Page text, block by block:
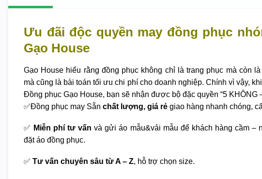
Ưu đãi độc quyền may đồng phục
Gạo House
Gạo House hiểu rằng đồng phục không chỉ là trang phục mà còn
mà cũng là bài toán tối ưu chi phí cho doanh nghiệp. Chính vì vậy, khi
Đồng phục Gạo House, bạn sẽ nhận được bộ đặc quyền “5 KHÔNG
✅Đồng phục may Sẵn chất lượng, giá rẻ giao hàng nhanh chóng,
✅ Miễn phí tư vấn và gửi áo mẫu&vải mẫu để khách hàng cầm –
đặt áo đồng phục.
✅ Tư vấn chuyên sâu từ A – Z, hỗ trợ chọn size.